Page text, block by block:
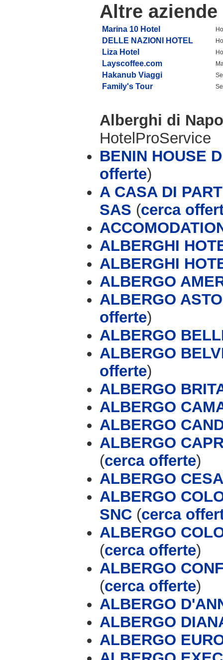
Altre
Marina 10 Hotel
DELLE NAZIONI HOTEL
Liza Hotel
Layscoffee.com
Hakanub Viaggi
Family's Tour
Alberghi di
HotelProService
BENIN HOUSE
offerte)
A CASA DI
SAS (cerca
ALBERGHI
ALBERGHI
ALBERGO
ALBERGO
offerte)
ALBERGO
ALBERGO
offerte)
ALBERGO
ALBERGO
ALBERGO
ALBERGO
(cerca offerte)
ALBERGO
ALBERGO
SNC (cerca
ALBERGO
(cerca offerte)
ALBERGO
(cerca offerte)
ALBERGO
ALBERGO
ALBERGO